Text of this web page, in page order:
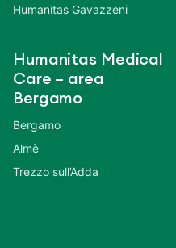
Humanitas Gavazzeni
Humanitas Medical
Care – area
Bergamo
Bergamo
Almè
Trezzo sull’Adda